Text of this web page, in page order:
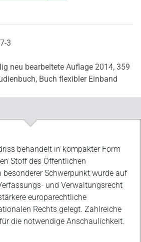
3
neu bearbeitete Auflage 2014, 359
Buch flexibler Einband
behandelt in kompakter Form
Stoff des Öffentlichen
Schwerpunkt wurde auf
und Verwaltungsrecht
europarechtliche
Rechts gelegt. Zahlreiche
die notwendige Anschaulichkeit.